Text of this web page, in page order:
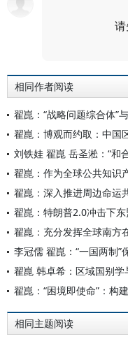
相同作者阅读
翟崑：“战略问题综合体”
翟崑：博观而约取：中国
翟崑：作为全球公共知识
翟崑：深入推进周边命运
翟崑：特朗普2.0冲击下
翟崑：充分发挥全球南方
李冠儒 翟崑：“一国两制
翟崑 韩卓希：区域国别
翟崑：“困境即使命”：
相同主题阅读